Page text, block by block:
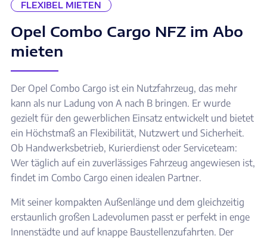
FLEXIBEL MIETEN
Opel Combo Cargo NFZ im Abo
mieten
Der Opel Combo Cargo ist ein Nutzfahrzeug, das mehr
kann als nur Ladung von A nach B bringen. Er wurde
gezielt für den gewerblichen Einsatz entwickelt und bietet
ein Höchstmaß an Flexibilität, Nutzwert und Sicherheit.
Ob Handwerksbetrieb, Kurierdienst oder Serviceteam:
Wer täglich auf ein zuverlässiges Fahrzeug angewiesen ist,
findet im Combo Cargo einen idealen Partner.
Mit seiner kompakten Außenlänge und dem gleichzeitig
erstaunlich großen Ladevolumen passt er perfekt in enge
Innenstädte und auf knappe Baustellenzufahrten. Der